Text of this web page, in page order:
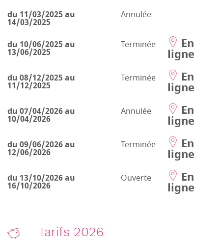
du 11/03/2025 au
14/03/2025
Annulée
du 10/06/2025 au
13/06/2025
Terminée En
ligne
du 08/12/2025 au
11/12/2025
Terminée En
ligne
du 07/04/2026 au
10/04/2026
Annulée En
ligne
du 09/06/2026 au
12/06/2026
Terminée En
ligne
du 13/10/2026 au
16/10/2026
Ouverte En
ligne
Tarifs 2026